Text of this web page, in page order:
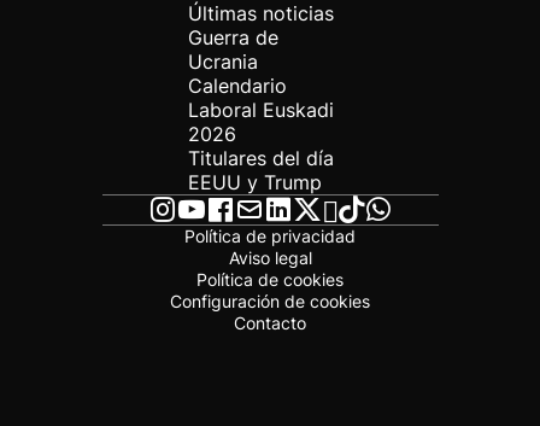
Últimas noticias
Guerra de
Ucrania
Calendario
Laboral Euskadi
2026
Titulares del día
EEUU y Trump
Política de privacidad
Aviso legal
Política de cookies
Configuración de cookies
Contacto